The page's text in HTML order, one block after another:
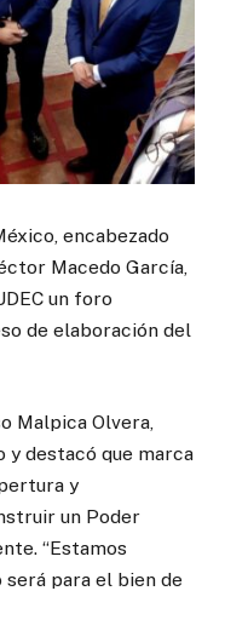
encabezado
Macedo García,
un foro
de elaboración del
Malpica Olvera,
destacó que marca
y
un Poder
“Estamos
para el bien de